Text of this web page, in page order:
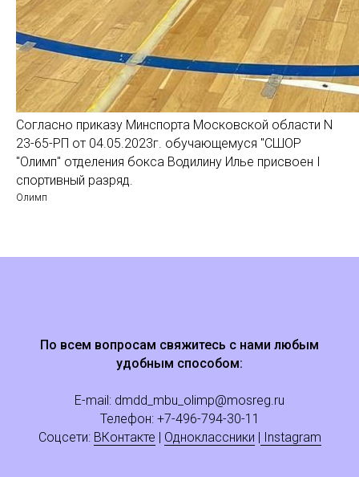
Согласно приказу Минспорта Московской области N
23-65-РП от 04.05.2023г. обучающемуся "СШОР
"Олимп" отделения бокса Водилину Илье присвоен I
спортивный разряд.
Олимп
По всем вопросам свяжитесь с нами любым
удобным способом:
E-mail: dmdd_mbu_olimp@mosreg.ru
Телефон: +7-496-794-30-11
Соцсети: ВКонтакте | Одноклассники | Instagram